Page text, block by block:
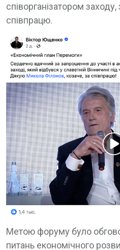
співорганізатором
співпрацю.
Метою форуму було
питань економічного